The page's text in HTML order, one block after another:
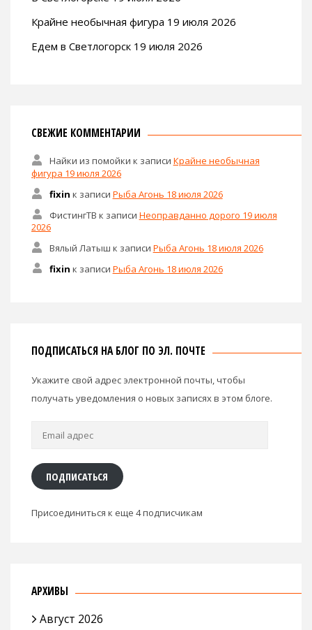
Крайне необычная фигура 19 июля 2026
Едем в Светлогорск 19 июля 2026
СВЕЖИЕ КОММЕНТАРИИ
Найки из помойки к записи Крайне необычная
фигура 19 июля 2026
fixin к записи Рыба Агонь 18 июля 2026
ФистингТВ к записи Неоправданно дорого 19 июля
2026
Вялый Латыш к записи Рыба Агонь 18 июля 2026
fixin к записи Рыба Агонь 18 июля 2026
ПОДПИСАТЬСЯ НА БЛОГ ПО ЭЛ. ПОЧТЕ
Укажите свой адрес электронной почты, чтобы
получать уведомления о новых записях в этом блоге.
Email
ПОДПИСАТЬСЯ
Присоединиться к еще 4 подписчикам
АРХИВЫ
Август 2026